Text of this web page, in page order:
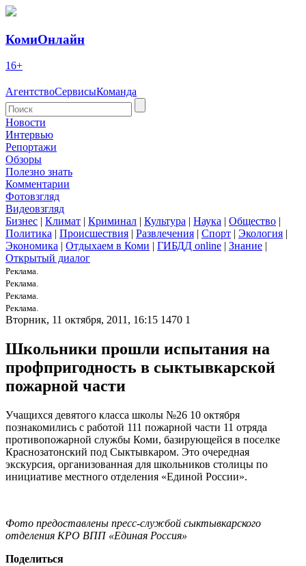
КомиОнлайн
16+
АгентствоСервисыКоманда
Новости
Интервью
Репортажи
Обзоры
Полезно знать
Комментарии
Фотовзгляд
Видеовзгляд
Бизнес | Климат | Криминал | Культура | Наука | Общество |
Политика | Происшествия | Развлечения | Спорт | Экология |
Экономика | Отдыхаем в Коми | ГИБДД online | Знание |
Открытый диалог
Реклама.
Реклама.
Реклама.
Реклама.
Вторник, 11 октября, 2011, 16:15 1470 1
Школьники прошли испытания на
профпригодность в сыктывкарской
пожарной части
Учащихся девятого класса школы №26 10 октября
познакомились с работой 111 пожарной части 11 отряда
противопожарной службы Коми, базирующейся в поселке
Краснозатонский под Сыктывкаром. Это очередная
экскурсия, организованная для школьников столицы по
инициативе местного отделения «Единой России».
Фото предоставлены пресс-службой сыктывкарского
отделения КРО ВПП «Единая Россия»
Поделиться